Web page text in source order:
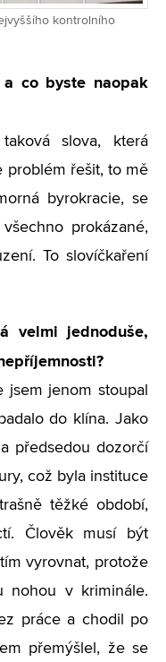
kontrolního
co byste naopak
slova, která
problém řešit, to mě
byrokracie, se
prokázané,
To slovíčkaření
velmi jednoduše,
jsem jenom stoupal
do klína. Jako
předsedou dozorčí
což byla instituce
těžké období,
Člověk musí být
vyrovnat, protože
nohou v kriminále.
práce a chodil po
přemýšlel, že se